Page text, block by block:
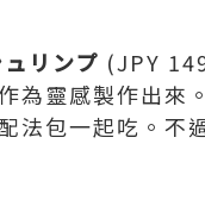
リンプ (JPY
為靈感製作出來。
法包一起吃。不